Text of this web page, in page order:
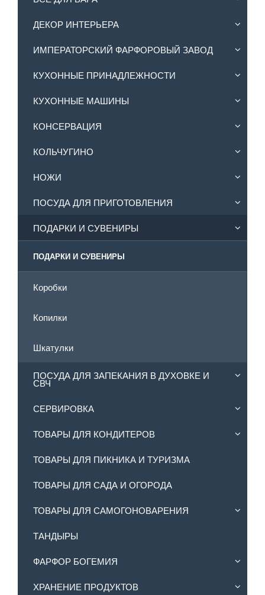
ДЕКОР ИНТЕРЬЕРА
ИМПЕРАТОРСКИЙ ФАРФОРОВЫЙ ЗАВОД
КУХОННЫЕ ПРИНАДЛЕЖНОСТИ
КУХОННЫЕ МАШИНЫ
КОНСЕРВАЦИЯ
КОЛЬЧУГИНО
НОЖИ
ПОСУДА ДЛЯ ПРИГОТОВЛЕНИЯ
ПОДАРКИ И СУВЕНИРЫ
ПОДАРКИ И СУВЕНИРЫ
Коробки
Копилки
Шкатулки
ПОСУДА ДЛЯ ЗАПЕКАНИЯ В ДУХОВКЕ И
СВЧ
СЕРВИРОВКА
ТОВАРЫ ДЛЯ КОНДИТЕРОВ
ТОВАРЫ ДЛЯ ПИКНИКА И ТУРИЗМА
ТОВАРЫ ДЛЯ САДА И ОГОРОДА
ТОВАРЫ ДЛЯ САМОГОНОВАРЕНИЯ
ТАНДЫРЫ
ФАРФОР БОГЕМИЯ
ХРАНЕНИЕ ПРОДУКТОВ